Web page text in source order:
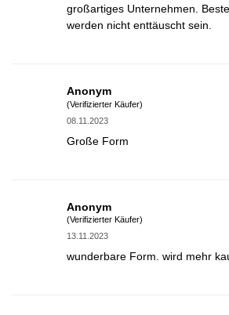
großartiges Unternehmen.
werden nicht enttäuscht sein.
Anonym
(Verifizierter Käufer)
08.11.2023
Große Form
Anonym
(Verifizierter Käufer)
13.11.2023
wunderbare Form. wird mehr